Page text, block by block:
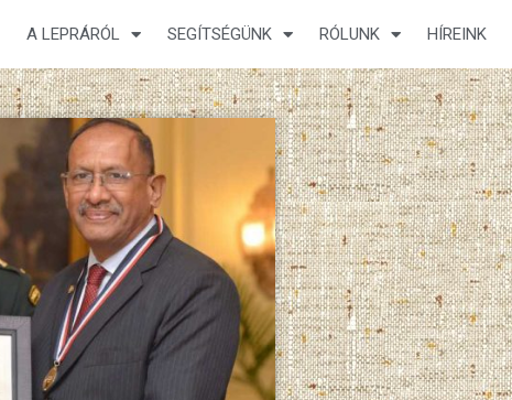
A LEPRÁRÓL SEGÍTSÉGÜNK RÓLUNK HÍREINK